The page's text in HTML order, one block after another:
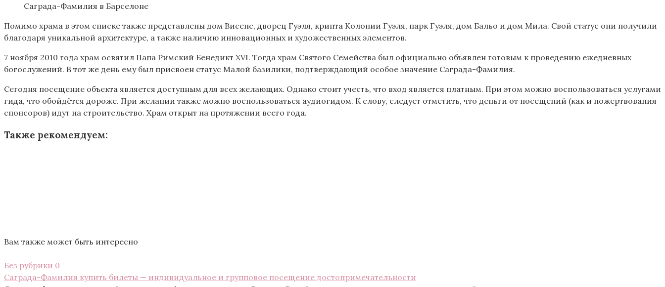
Саграда-Фамилия в Барселоне
Помимо храма в этом списке также представлены дом Висенс, дворец Гуэля, крипта Колонии Гуэля, парк Гуэля, дом Бальо и дом Мила. Свой статус они получили
благодаря уникальной архитектуре, а также наличию инновационных и художественных элементов.
7 ноября 2010 года храм освятил Папа Римский Бенедикт XVI. Тогда храм Святого Семейства был официально объявлен готовым к проведению ежедневных
богослужений. В тот же день ему был присвоен статус Малой базилики, подтверждающий особое значение Саграда-Фамилия.
Сегодня посещение объекта является доступным для всех желающих. Однако стоит учесть, что вход является платным. При этом можно воспользоваться услугами
гида, что обойдётся дороже. При желании также можно воспользоваться аудиогидом. К слову, следует отметить, что деньги от посещений (как и пожертвования
спонсоров) идут на строительство. Храм открыт на протяжении всего года.
Также рекомендуем:
Вам также может быть интересно
Без рубрики 0
Саграда-Фамилия купить билеты — индивидуальное и групповое посещение достопримечательности